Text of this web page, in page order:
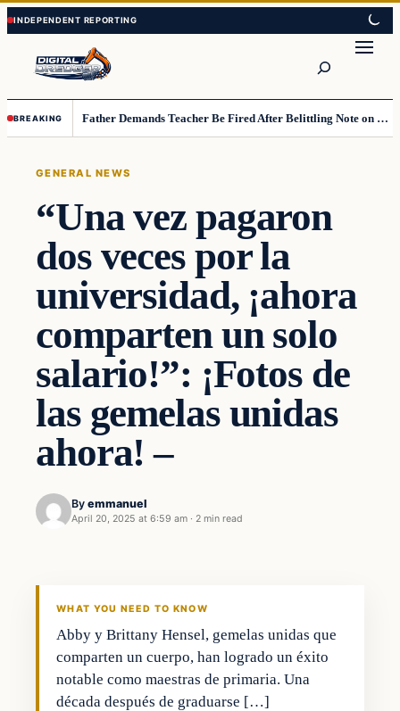
Skip
to
content
Skip
to
content
BREAKING Father Demands Teacher Be Fired After Belittling Note on Second‑Grader’s Math Worksheet
GENERAL NEWS
“Una vez pagaron
dos veces por la
universidad, ¡ahora
comparten un solo
salario!”: ¡Fotos de
las gemelas unidas
ahora! –
By emmanuel
April 20, 2025 at 6:59 am · 2 min read
WHAT YOU NEED TO KNOW
Abby y Brittany Hensel, gemelas unidas que
comparten un cuerpo, han logrado un éxito
notable como maestras de primaria. Una
década después de graduarse […]